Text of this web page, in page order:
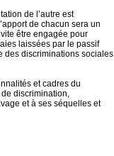
de l’autre est
de chacun sera un
être engagée pour
laissées par le passif
des discriminations sociales
et cadres du
discrimination,
et à ses séquelles et